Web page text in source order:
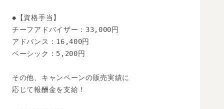
◆【資格手当】
チーフアドバイザー：33,000円
アドバンス：16,400円
ベーシック：5,200円
その他、キャンペーンの販売実績に
応じて報酬金を支給！